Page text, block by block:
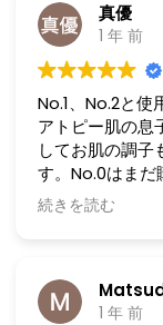
今は穏やかな光
っているので、
トラブル肌の方
商品を取り扱っ
真優
1 年 前
No.1、No.2と使
アトピー肌の息
してお肌の調子
す。No.0はまだ
よりしっとりし
てみようと思い
続きを読む
1 年 前